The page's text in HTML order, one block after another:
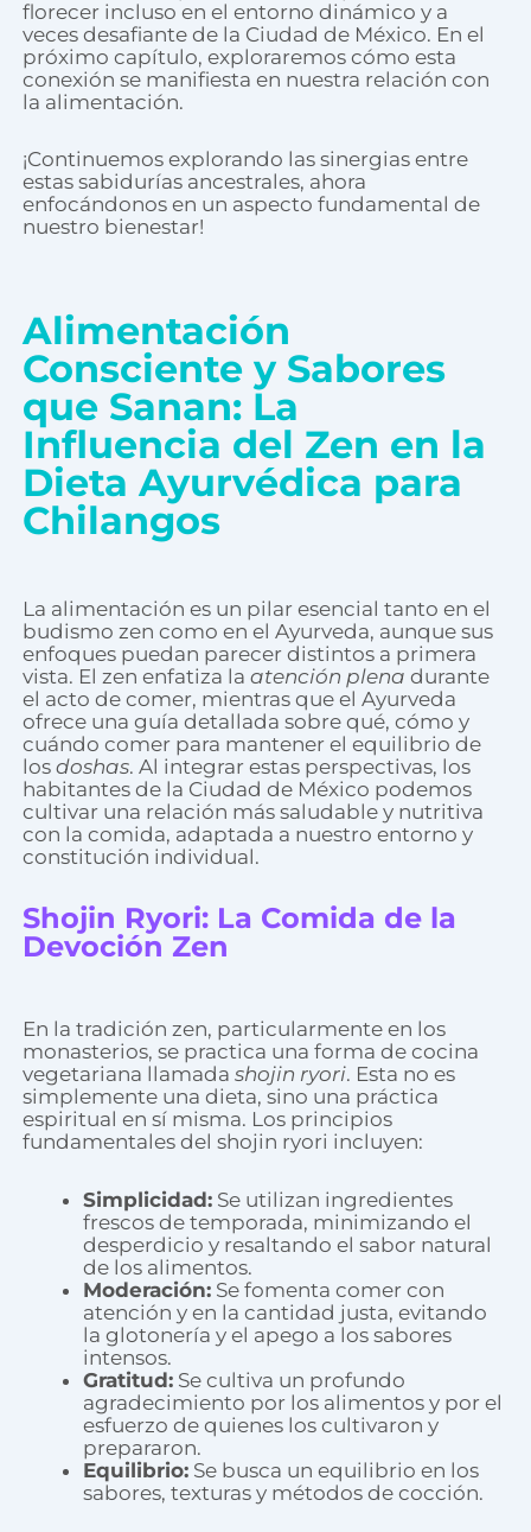
florecer incluso en el entorno dinámico y a
veces desafiante de la Ciudad de México. En el
próximo capítulo, exploraremos cómo esta
conexión se manifiesta en nuestra relación con
la alimentación.
¡Continuemos explorando las sinergias entre
estas sabidurías ancestrales, ahora
enfocándonos en un aspecto fundamental de
nuestro bienestar!
Alimentación
Consciente y Sabores
que Sanan: La
Influencia del Zen en la
Dieta Ayurvédica para
Chilangos
La alimentación es un pilar esencial tanto en el
budismo zen como en el Ayurveda, aunque sus
enfoques puedan parecer distintos a primera
vista. El zen enfatiza laatención plena durante
el acto de comer, mientras que el Ayurveda
ofrece una guía detallada sobre qué, cómo y
cuándo comer para mantener el equilibrio de
losdoshas. Al integrar estas perspectivas, los
habitantes de la Ciudad de México podemos
cultivar una relación más saludable y nutritiva
con la comida, adaptada a nuestro entorno y
constitución individual.
Shojin Ryori: La Comida de la
Devoción Zen
En la tradición zen, particularmente en los
monasterios, se practica una forma de cocina
vegetariana llamadashojin ryori. Esta no es
simplemente una dieta, sino una práctica
espiritual en sí misma. Los principios
fundamentales del shojin ryori incluyen:
Simplicidad: Se utilizan ingredientes
frescos de temporada, minimizando el
desperdicio y resaltando el sabor natural
de los alimentos.
Moderación: Se fomenta comer con
atención y en la cantidad justa, evitando
la glotonería y el apego a los sabores
intensos.
Gratitud: Se cultiva un profundo
agradecimiento por los alimentos y por el
esfuerzo de quienes los cultivaron y
prepararon.
Equilibrio: Se busca un equilibrio en los
sabores, texturas y métodos de cocción.